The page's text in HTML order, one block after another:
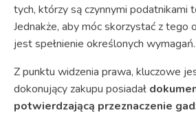
tych, którzy są czynnymi podatnikami
Jednakże, aby móc skorzystać z tego
jest spełnienie określonych wymagań.
Z punktu widzenia prawa, kluczowe
dokonujący zakupu posiadał
potwierdzającą przeznaczenie